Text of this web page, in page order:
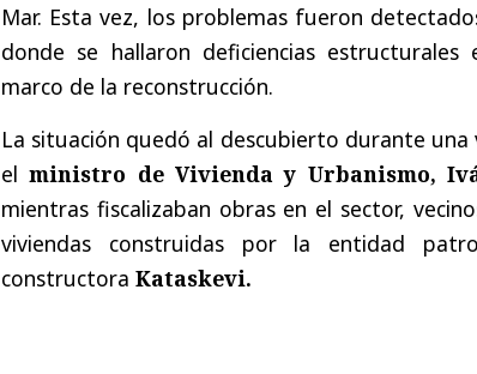
Mar. Esta vez, los problemas fueron
donde se hallaron deficiencias
marco de la reconstrucción.
La situación quedó al descubierto durante
elministro de Vivienda y Urbanismo,
mientras fiscalizaban obras en el sector,
viviendas construidas por la entidad
constructora Kataskevi.